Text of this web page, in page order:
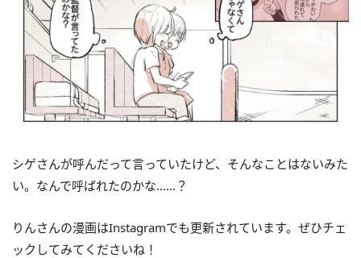
シゲさんが呼んだって言っていたけど、そんなことはないみた
い。なんで呼ばれたのかな……？
りんさんの漫画はInstagramでも更新されています。ぜひチェ
ックしてみてくださいね！